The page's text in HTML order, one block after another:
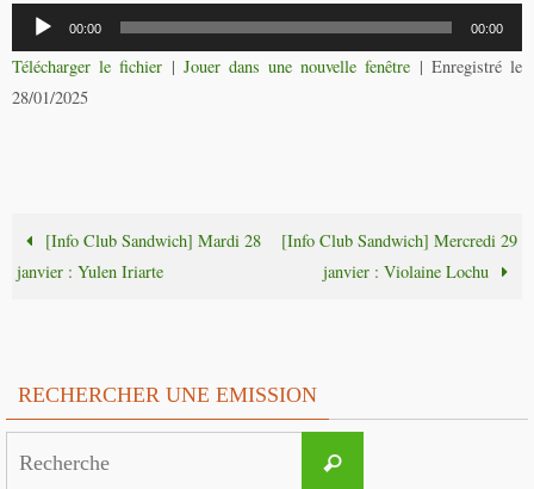
Lecteur
audio
00:00 00:00
Télécharger le fichier | Jouer dans une nouvelle fenêtre | Enregistré le
28/01/2025
[Info Club Sandwich] Mardi 28
janvier : Yulen Iriarte
[Info Club Sandwich] Mercredi 29
janvier : Violaine Lochu
RECHERCHER UNE EMISSION
Recherche